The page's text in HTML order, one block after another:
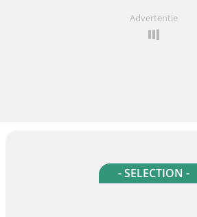
Advertentie
- SELECTION -